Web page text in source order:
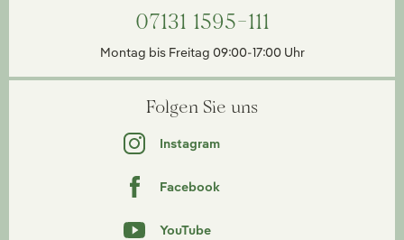
07131 1595-111
Montag bis Freitag 09:00-17:00 Uhr
Folgen Sie uns
Instagram
Facebook
YouTube